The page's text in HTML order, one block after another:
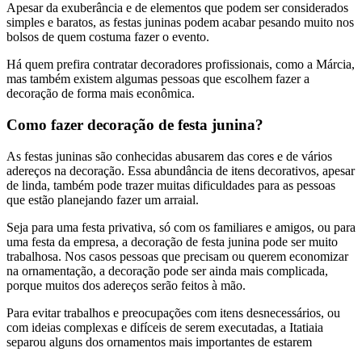
Apesar da exuberância e de elementos que podem ser considerados
simples e baratos, as festas juninas podem acabar pesando muito nos
bolsos de quem costuma fazer o evento.
Há quem prefira contratar decoradores profissionais, como a Márcia,
mas também existem algumas pessoas que escolhem fazer a
decoração de forma mais econômica.
Como fazer decoração de festa junina?
As festas juninas são conhecidas abusarem das cores e de vários
adereços na decoração. Essa abundância de itens decorativos, apesar
de linda, também pode trazer muitas dificuldades para as pessoas
que estão planejando fazer um arraial.
Seja para uma festa privativa, só com os familiares e amigos, ou para
uma festa da empresa, a decoração de festa junina pode ser muito
trabalhosa. Nos casos pessoas que precisam ou querem economizar
na ornamentação, a decoração pode ser ainda mais complicada,
porque muitos dos adereços serão feitos à mão.
Para evitar trabalhos e preocupações com itens desnecessários, ou
com ideias complexas e difíceis de serem executadas, a Itatiaia
separou alguns dos ornamentos mais importantes de estarem